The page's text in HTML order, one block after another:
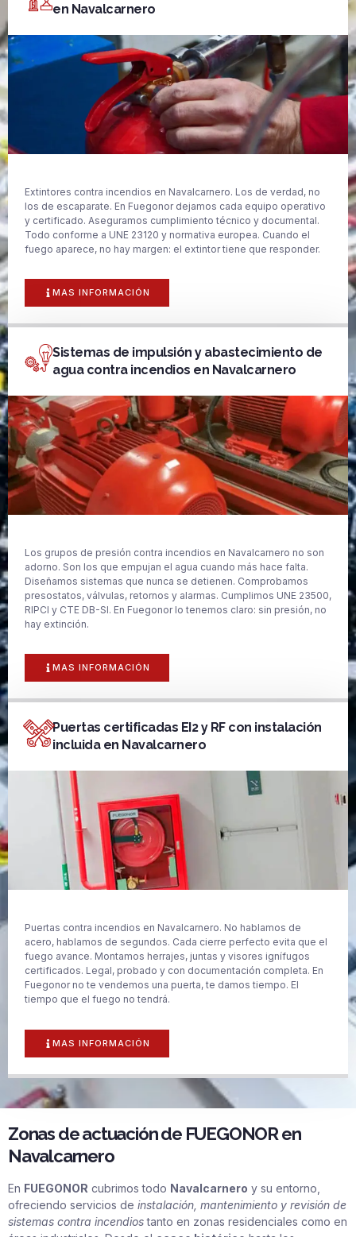
en Navalcarnero
Extintores contra incendios en Navalcarnero. Los de verdad, no
los de escaparate. En Fuegonor dejamos cada equipo operativo
y certificado. Aseguramos cumplimiento técnico y documental.
Todo conforme a UNE 23120 y normativa europea. Cuando el
fuego aparece, no hay margen: el extintor tiene que responder.
MAS INFORMACIÓN
Sistemas de impulsión y abastecimiento de
agua contra incendios en Navalcarnero
Los grupos de presión contra incendios en Navalcarnero no son
adorno. Son los que empujan el agua cuando más hace falta.
Diseñamos sistemas que nunca se detienen. Comprobamos
presostatos, válvulas, retornos y alarmas. Cumplimos UNE 23500,
RIPCI y CTE DB-SI. En Fuegonor lo tenemos claro: sin presión, no
hay extinción.
MAS INFORMACIÓN
Puertas certificadas EI2 y RF con instalación
incluida en Navalcarnero
Puertas contra incendios en Navalcarnero. No hablamos de
acero, hablamos de segundos. Cada cierre perfecto evita que el
fuego avance. Montamos herrajes, juntas y visores ignífugos
certificados. Legal, probado y con documentación completa. En
Fuegonor no te vendemos una puerta, te damos tiempo. El
tiempo que el fuego no tendrá.
MAS INFORMACIÓN
Zonas de actuación de FUEGONOR en
Navalcarnero
En FUEGONOR cubrimos todo Navalcarnero y su entorno,
ofreciendo servicios de instalación, mantenimiento y revisión de
sistemas contra incendiostanto en zonas residenciales como en